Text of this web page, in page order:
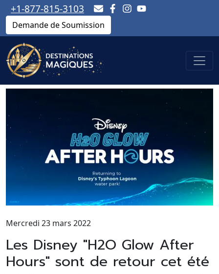
+1-877-815-3103
Demande de Soumission
Mercredi 23 mars 2022
Les Disney "H2O Glow After
Hours" sont de retour cet été